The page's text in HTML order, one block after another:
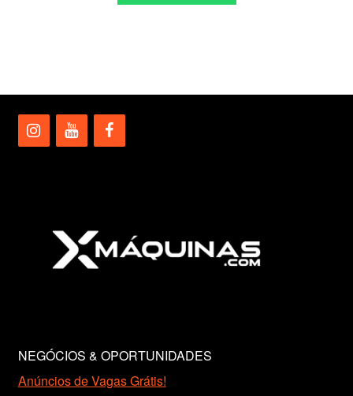
NEGÓCIOS & OPORTUNIDADES
Anúncios de Vagas Grátis!